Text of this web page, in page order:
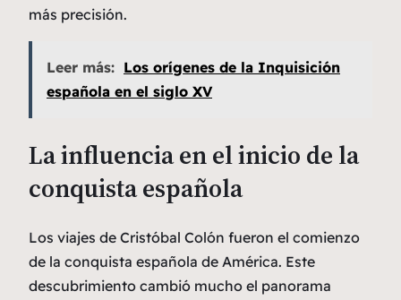
más precisión.
Leer más: Los orígenes de la Inquisición
española en el siglo XV
La influencia en el inicio de la
conquista española
Los viajes de Cristóbal Colón fueron el comienzo
de la conquista española de América. Este
descubrimiento cambió mucho el panorama